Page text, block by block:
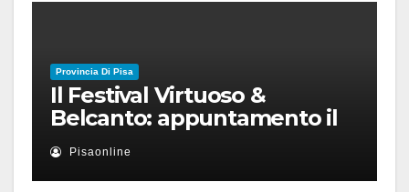
Provincia Di Pisa
Il Festival Virtuoso &
Belcanto: appuntamento il
28 luglio a Palazzo Blu con
Ruben Micieli
Pisaonline